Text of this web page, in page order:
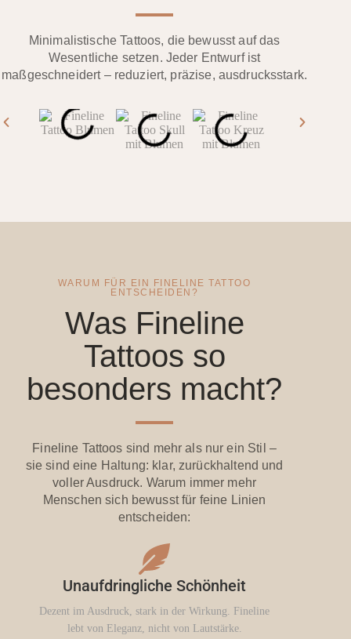
Minimalistische Tattoos, die bewusst auf das
Wesentliche setzen. Jeder Entwurf ist
maßgeschneidert – reduziert, präzise, ausdrucksstark.
WARUM FÜR EIN FINELINE TATTOO
ENTSCHEIDEN?
Was Fineline
Tattoos so
besonders macht?
Fineline Tattoos sind mehr als nur ein Stil –
sie sind eine Haltung: klar, zurückhaltend und
voller Ausdruck. Warum immer mehr
Menschen sich bewusst für feine Linien
entscheiden:
Unaufdringliche Schönheit
Dezent im Ausdruck, stark in der Wirkung. Fineline
lebt von Eleganz, nicht von Lautstärke.